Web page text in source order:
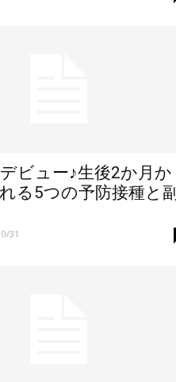
ビュー♪生後2か月か
る5つの予防接種と副
31